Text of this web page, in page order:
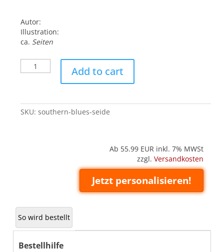
Autor:
Illustration:
ca. Seiten
Southern
Blues
Add to cart
SKU:southern-blues-seide
Ab 55.99 EUR inkl. 7% MWSt
zzgl. Versandkosten
Jetzt personalisieren!
So wird bestellt
Bestellhilfe